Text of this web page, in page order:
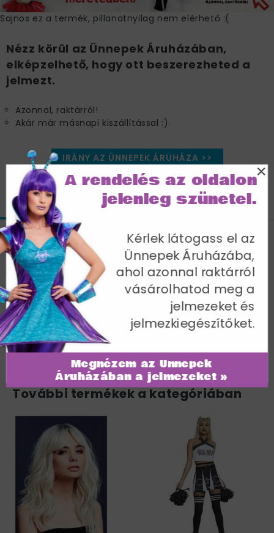
Sajnos ez a termék, pillanatnyilag nem elérhető :(
Nézz körül az Ünnepek Áruházában,
elképzelhető, hogy ott beszerezheted a
jelmezt.
Azonnal, raktárról!
Akár már másnapi kiszállítással :)
IRÁNY AZ ÜNNEPEK ÁRUHÁZA >>
JELLEMZŐK MÉRETTÁBLÁZAT
Szexi Fekete 3D Csontváz Jelmez
Nőknek Overállal - S
Mellbőség 88-90 cm / Derékbőség 67-70 cm /
Csípőméret 94-97 cm / Belső lábhossz 82 cm
Cikkszám: 43838S
További termékek a kategóriában
Megnézem az Ünnepek
Áruházában a jelmezeket »
Kérlek látogass el az
Ünnepek Áruházába,
ahol azonnal raktárról
vásárolhatod meg a
jelmezeket és
jelmezkiegészítőket.
A rendelés az oldalon
jelenleg szünetel.
×